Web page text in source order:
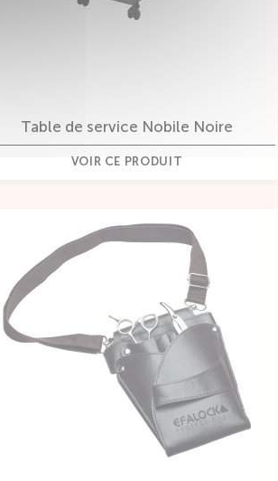
Table de service Nobile Noire
VOIR CE PRODUIT